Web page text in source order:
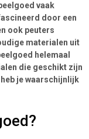
vaak
door een
ook peuters
materialen uit
helemaal
die geschikt zijn
je waarschijnlijk